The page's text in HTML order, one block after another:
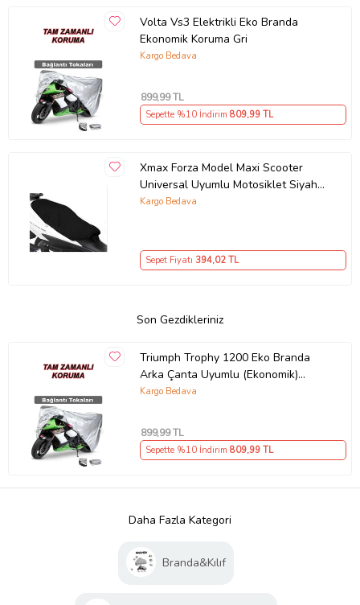
Volta Vs3 Elektrikli Eko Branda
Ekonomik Koruma Gri
Kargo Bedava
899,99 TL
Sepette %10 İndirim 809,99 TL
Xmax Forza Model Maxi Scooter
Universal Uyumlu Motosiklet Siyah
Sele Kılıfı Motor Koltuk Brandası
Kargo Bedava
Sepet Fiyatı 394,02 TL
Son Gezdikleriniz
Triumph Trophy 1200 Eko Branda
Arka Çanta Uyumlu (Ekonomik)
Koruma Gri
Kargo Bedava
899,99 TL
Sepette %10 İndirim 809,99 TL
Daha Fazla Kategori
Branda&Kılıf